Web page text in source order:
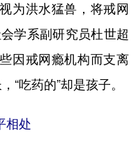
为洪水猛兽，将戒网
学系副研究员杜世超
因戒网瘾机构而支离
“吃药的”却是孩子。
相处